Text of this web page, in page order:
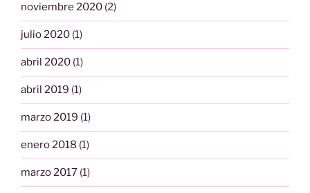
noviembre 2020 (2)
julio 2020 (1)
abril 2020 (1)
abril 2019 (1)
marzo 2019 (1)
enero 2018 (1)
marzo 2017 (1)